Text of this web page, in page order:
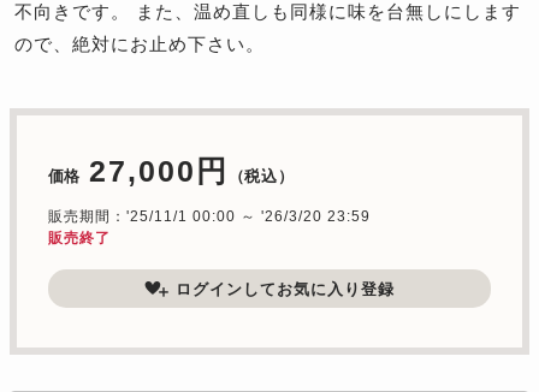
不向きです。 また、温め直しも同様に味を台無しにします
ので、絶対にお止め下さい。
価格 27,000円 （税込）
販売期間：'25/11/1 00:00 ～ '26/3/20 23:59
販売終了
ログインしてお気に入り登録